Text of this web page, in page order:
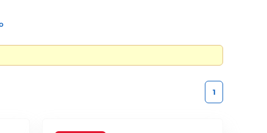
1